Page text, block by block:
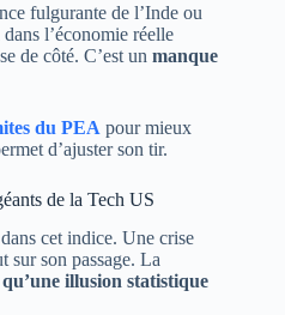
fulgurante de l’Inde ou
l’économie réelle
de côté. C’est un manque
du PEA pour mieux
d’ajuster son tir.
de la Tech US
cet indice. Une crise
sur son passage. La
illusion statistique